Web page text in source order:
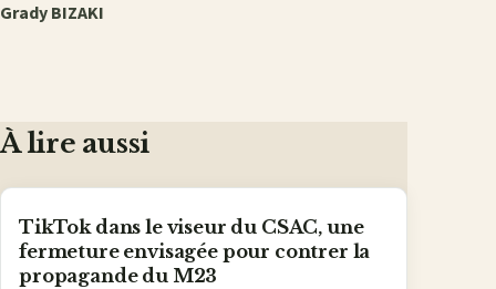
Grady BIZAKI
À lire aussi
TikTok dans le viseur du CSAC, une
fermeture envisagée pour contrer la
propagande du M23